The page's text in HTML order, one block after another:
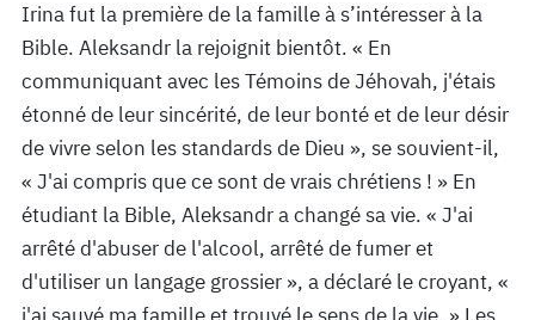
Irina fut la première de la famille à s’intéresser à la
Bible. Aleksandr la rejoignit bientôt. « En
communiquant avec les Témoins de Jéhovah, j'étais
étonné de leur sincérité, de leur bonté et de leur désir
de vivre selon les standards de Dieu », se souvient-il,
« J'ai compris que ce sont de vrais chrétiens ! » En
étudiant la Bible, Aleksandr a changé sa vie. « J'ai
arrêté d'abuser de l'alcool, arrêté de fumer et
d'utiliser un langage grossier », a déclaré le croyant, «